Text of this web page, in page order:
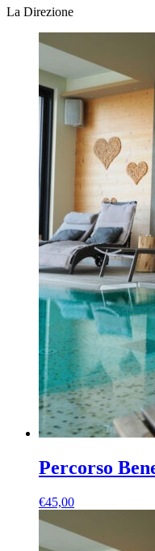
La Direzione
Percorso
€45,00